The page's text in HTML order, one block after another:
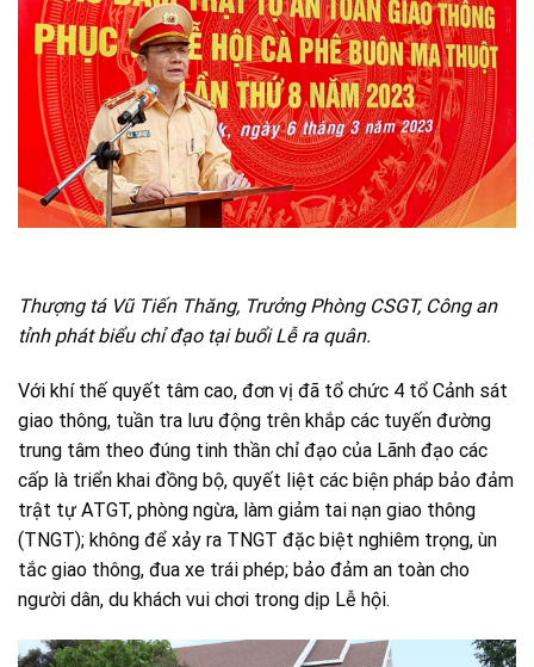
Thượng tá Vũ Tiến Thăng, Trưởng Phòng CSGT, Công an
tỉnh phát biểu chỉ đạo tại buổi Lễ ra quân.
Với khí thế quyết tâm cao, đơn vị đã tổ chức 4 tổ Cảnh sát
giao thông, tuần tra lưu động trên khắp các tuyến đường
trung tâm theo đúng tinh thần chỉ đạo của Lãnh đạo các
cấp là triển khai đồng bộ, quyết liệt các biện pháp bảo đảm
trật tự ATGT, phòng ngừa, làm giảm tai nạn giao thông
(TNGT); không để xảy ra TNGT đặc biệt nghiêm trọng, ùn
tắc giao thông, đua xe trái phép; bảo đảm an toàn cho
người dân, du khách vui chơi trong dịp Lễ hội.